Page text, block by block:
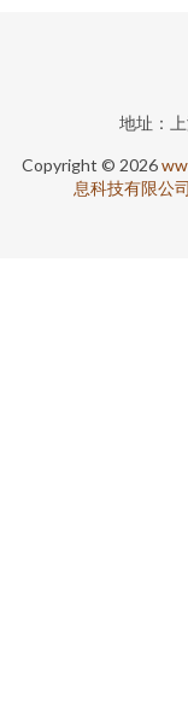
地址：
Copyright © 2026
息科技有限公司